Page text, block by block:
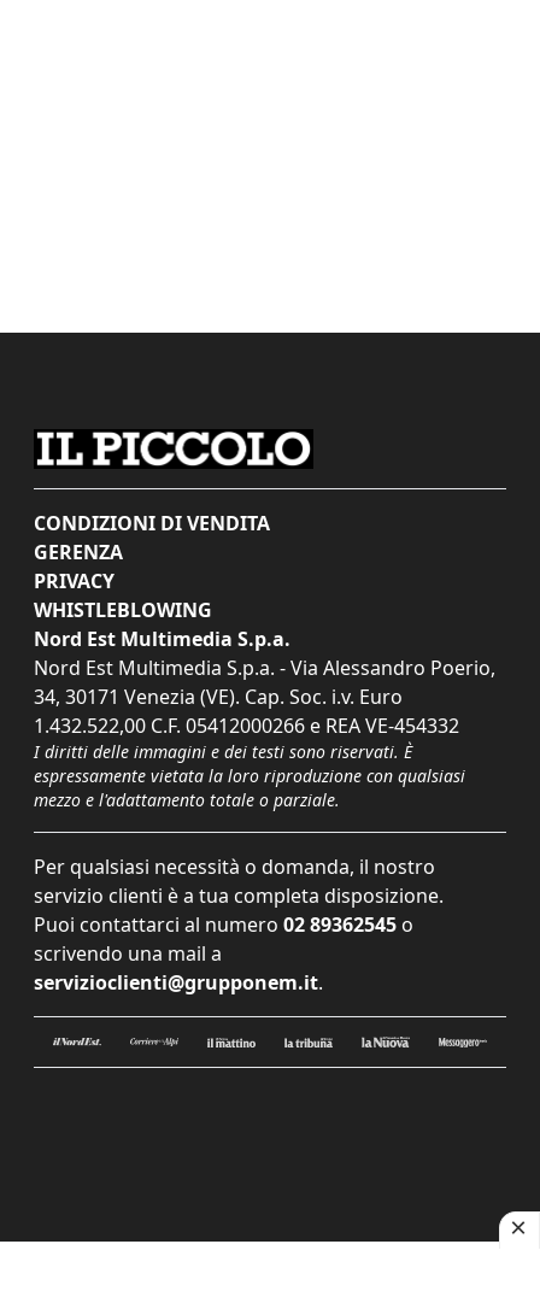
CONDIZIONI DI VENDITA
GERENZA
PRIVACY
WHISTLEBLOWING
Nord Est Multimedia S.p.a.
Nord Est Multimedia S.p.a. - Via Alessandro Poerio,
34, 30171 Venezia (VE). Cap. Soc. i.v. Euro
1.432.522,00 C.F. 05412000266 e REA VE-454332
I diritti delle immagini e dei testi sono riservati. È
espressamente vietata la loro riproduzione con qualsiasi
mezzo e l'adattamento totale o parziale.
Per qualsiasi necessità o domanda, il nostro
servizio clienti è a tua completa disposizione.
Puoi contattarci al numero 02 89362545 o
scrivendo una mail a
servizioclienti@grupponem.it.